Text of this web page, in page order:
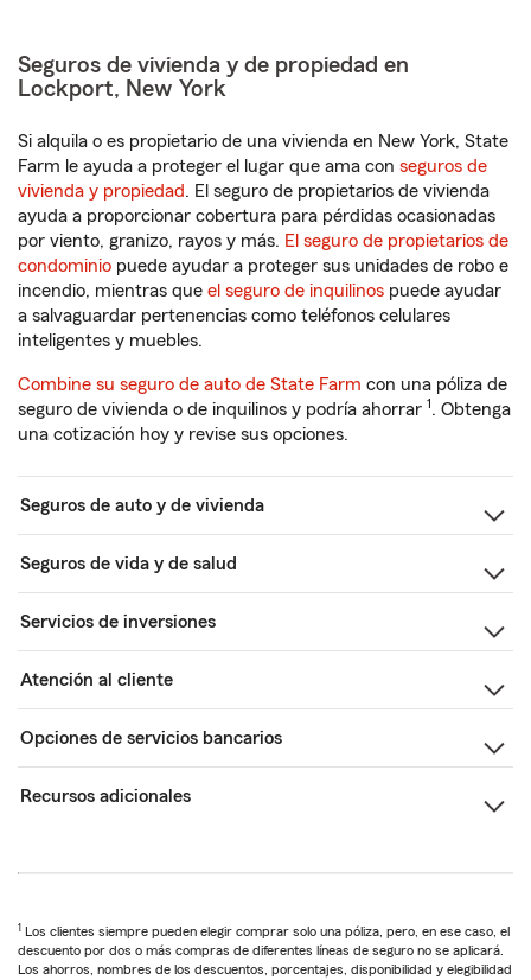
Seguros de vivienda y de propiedad en
Lockport, New York
Si alquila o es propietario de una vivienda en New York, State
Farm le ayuda a proteger el lugar que ama con seguros de
vivienda y propiedad. El seguro de propietarios de vivienda
ayuda a proporcionar cobertura para pérdidas ocasionadas
por viento, granizo, rayos y más. El seguro de propietarios de
condominio puede ayudar a proteger sus unidades de robo e
incendio, mientras que el seguro de inquilinos puede ayudar
a salvaguardar pertenencias como teléfonos celulares
inteligentes y muebles.
Combine su seguro de auto de State Farm con una póliza de
seguro de vivienda o de inquilinos y podría ahorrar 1. Obtenga
una cotización hoy y revise sus opciones.
Seguros de auto y de vivienda
Seguros de vida y de salud
Servicios de inversiones
Atención al cliente
Opciones de servicios bancarios
Recursos adicionales
1 Los clientes siempre pueden elegir comprar solo una póliza, pero, en ese caso, el
descuento por dos o más compras de diferentes líneas de seguro no se aplicará.
Los ahorros, nombres de los descuentos, porcentajes, disponibilidad y elegibilidad